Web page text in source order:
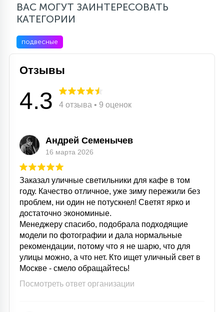
ВАС МОГУТ ЗАИНТЕРЕСОВАТЬ
КАТЕГОРИИ
подвесные
Отзывы
4.3 4 отзыва • 9 оценок
Андрей Семенычев
16 марта 2026
Заказал уличные светильники для кафе в том
году. Качество отличное, уже зиму пережили без
проблем, ни один не потускнел! Светят ярко и
достаточно экономиные.
Менеджеру спасибо, подобрала подходящие
модели по фотографии и дала нормальные
рекомендации, потому что я не шарю, что для
улицы можно, а что нет. Кто ищет уличный свет в
Москве - смело обращайтесь!
Посмотреть ответ организации